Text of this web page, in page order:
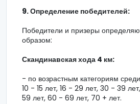
9. Определение победителей:
Победители и призеры
образом:
Скандинавская хода 4 км:
- по возрастным категориям
10 - 15 лет, 16 - 29 лет, 30 - 39
59 лет, 60 - 69 лет, 70 + лет.